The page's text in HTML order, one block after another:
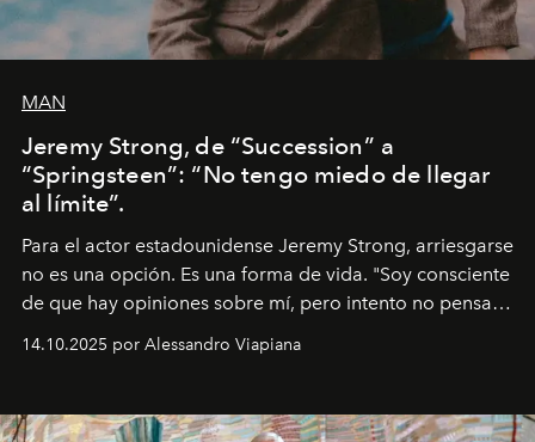
MAN
Jeremy Strong, de “Succession” a
“Springsteen”: “No tengo miedo de llegar
al límite”.
Para el actor estadounidense Jeremy Strong, arriesgarse
no es una opción. Es una forma de vida. "Soy consciente
de que hay opiniones sobre mí, pero intento no pensar
demasiado en cómo me perciben. Creo que es una
pérdida de tiempo", afirma.
14.10.2025 por Alessandro Viapiana